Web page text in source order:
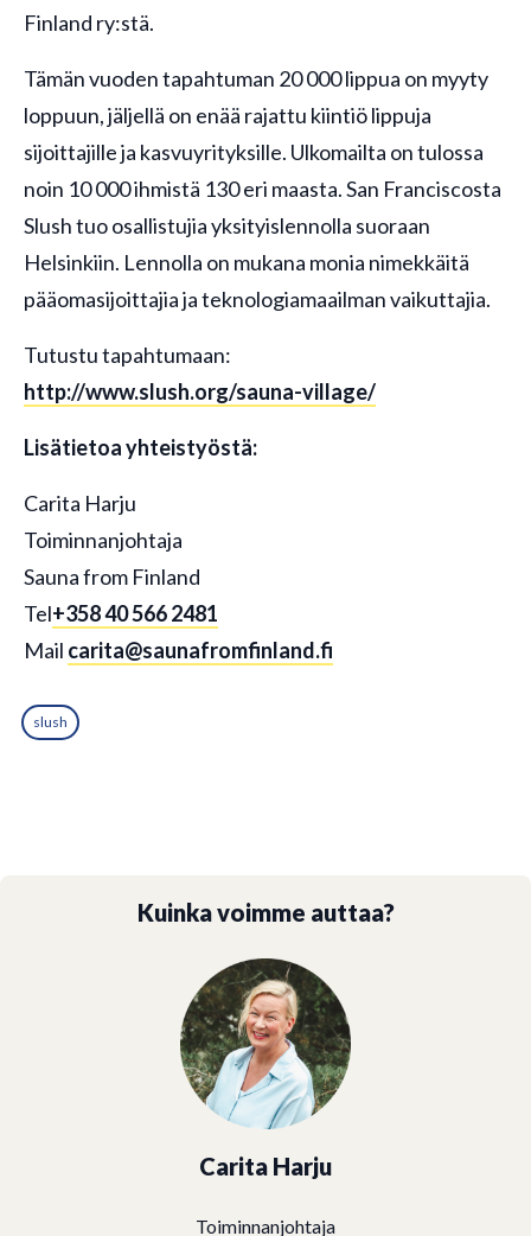
Finland ry:stä.
Tämän vuoden tapahtuman 20 000 lippua on myyty
loppuun, jäljellä on enää rajattu kiintiö lippuja
sijoittajille ja kasvuyrityksille. Ulkomailta on tulossa
noin 10 000 ihmistä 130 eri maasta. San Franciscosta
Slush tuo osallistujia yksityislennolla suoraan
Helsinkiin. Lennolla on mukana monia nimekkäitä
pääomasijoittajia ja teknologiamaailman vaikuttajia.
Tutustu tapahtumaan:
http://www.slush.org/sauna-village/
Lisätietoa yhteistyöstä:
Carita Harju
Toiminnanjohtaja
Sauna from Finland
Tel+358 40 566 2481
Mail carita@saunafromfinland.fi
slush
Kuinka voimme auttaa?
Carita Harju
Toiminnanjohtaja